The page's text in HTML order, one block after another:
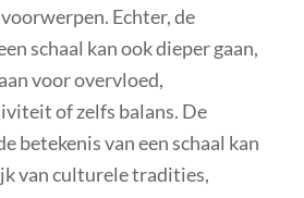
Echter, de
schaal kan ook dieper gaan,
voor overvloed,
of zelfs balans. De
betekenis van een schaal kan
van culturele tradities,